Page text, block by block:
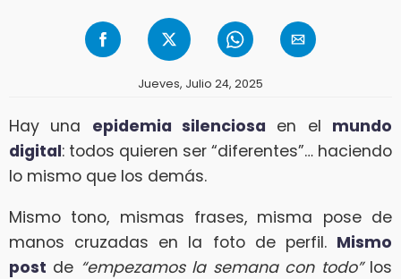
Jueves, Julio 24, 2025
Hay una epidemia silenciosa en el mundo
digital: todos quieren ser “diferentes”… haciendo
lo mismo que los demás.
Mismo tono, mismas frases, misma pose de
manos cruzadas en la foto de perfil. Mismo
post de “empezamos la semana con todo”los